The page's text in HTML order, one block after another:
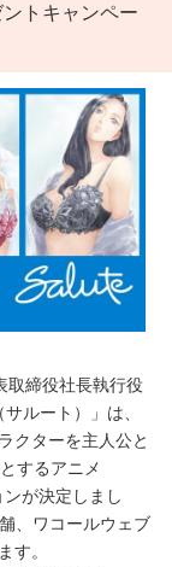
トキャンペー
取締役社長執行役
ルート）」は、
クターを主人公と
するアニメ
ンが決定しまし
、ワコールウェブ
す。